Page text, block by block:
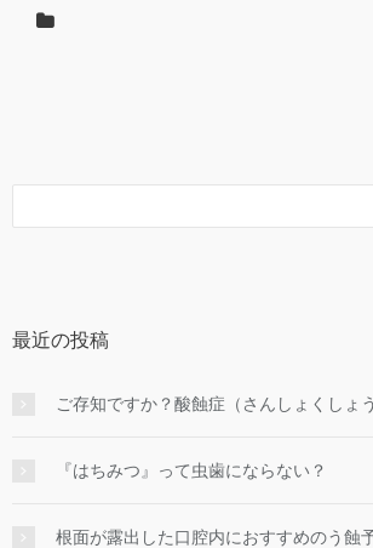
最近の投稿
ご存知ですか？酸蝕症（さんしょくしょう
『はちみつ』って虫歯にならない？
根面が露出した口腔内におすすめのう蝕